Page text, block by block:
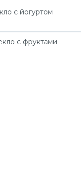
с йогуртом